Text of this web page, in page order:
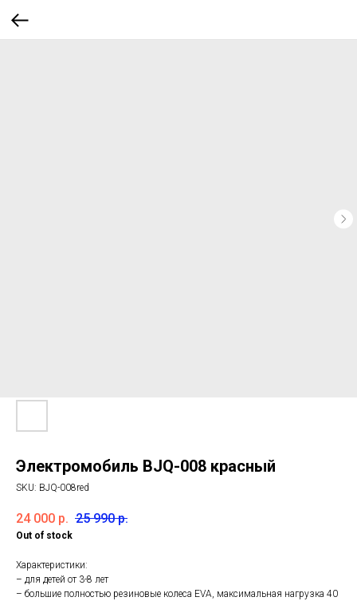
Электромобиль BJQ-008 красный
SKU: BJQ-008red
24 000 р. 25 990 р.
Out of stock
Характеристики:
– для детей от 3-8 лет
– большие полностью резиновые колеса EVA, максимальная нагрузка 40